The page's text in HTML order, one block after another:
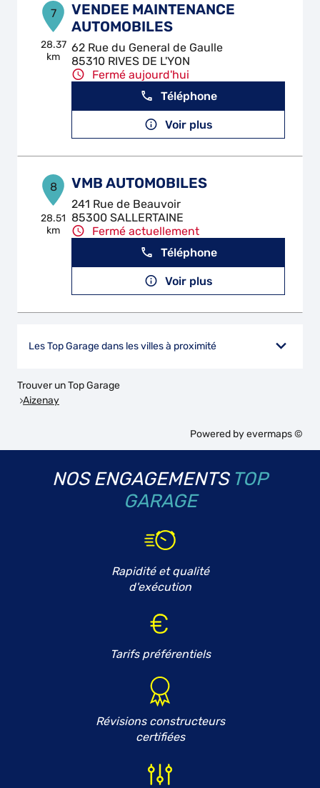
7
28.37
km
VENDEE MAINTENANCE
AUTOMOBILES
62 Rue du General de Gaulle
85310 RIVES DE L'YON
Fermé aujourd'hui
Téléphone
Voir plus
8
28.51
km
VMB AUTOMOBILES
241 Rue de Beauvoir
85300 SALLERTAINE
Fermé actuellement
Téléphone
Voir plus
Les Top Garage dans les villes à proximité
Trouver un Top Garage
Aizenay
Powered byevermaps ©
NOS ENGAGEMENTS TOP
GARAGE
Rapidité et qualité
d'exécution
Tarifs préférentiels
Révisions constructeurs
certifiées